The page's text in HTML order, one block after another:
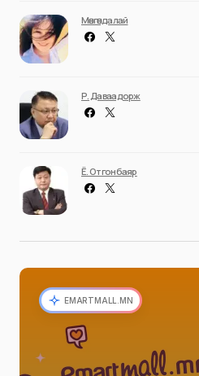
Мөнгөндалай
Р. Даваадорж
Ё. Отгонбаяр
EMARTMALL.MN